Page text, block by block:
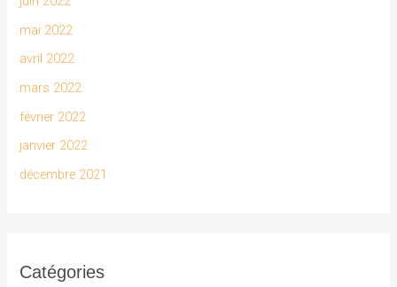
mai 2022
avril 2022
mars 2022
février 2022
janvier 2022
décembre 2021
Catégories